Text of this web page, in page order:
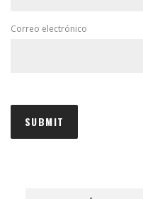
Correo electrónico